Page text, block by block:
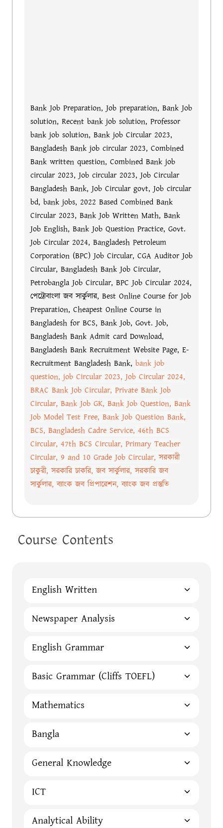
Bank Job Preparation, Job preparation, Bank Job
solution, Recent bank job solution, Professor
bank job solution, Bank job Circular 2023,
Bangladesh Bank job circular 2023, Combined
Bank written question, Combined Bank job
circular 2023, Job circular 2023, Job Circular
Bangladesh Bank, Job Circular govt, Job circular
bd, bank jobs, 2022 Based Combined Bank
Circular 2023, Bank Job Written Math, Bank
Job English, Bank Job Question Practice, Govt.
Job Circular 2024, Bangladesh Petroleum
Corporation (BPC) Job Circular, CGA Auditor Job
Circular, Bangladesh Bank Job Circular,
Petrobangla Job Circular, BPC Job Circular 2024,
পেট্রোবাংলা জব সার্কুলার, Best Online Course for Job
Preparation, Cheapest Online Course in
Bangladesh for BCS, Bank Job, Govt. Job,
Bangladesh Bank Admit card Download,
Bangladesh Bank Recruitment Website Page, E-
Recruitment Bangladesh Bank, bank job
question, job Circular 2023, Job Circular 2024,
BRAC Bank Job Circular, Private Bank Job
Circular, Bank Job GK, Bank Job Question, Bank
Job Model Test Free, Bank Job Question Bank,
BCS, Bangladesh Cadre Service, 46th BCS
Circular, 47th BCS Circular, Primary Teacher
Circular, 9 and 10 Grade Job Circular, সরকারী
চাকুরী, সরকারি চাকরি, জব সার্কুলার, সরকারি জব
সার্কুলার, ব্যাংক জব প্রিপারেশন, ব্যাংক জব প্রস্তুতি
Course Contents
English Written
Newspaper Analysis
English Grammar
Basic Grammar (Cliffs TOEFL)
Mathematics
Bangla
General Knowledge
ICT
Analytical Ability